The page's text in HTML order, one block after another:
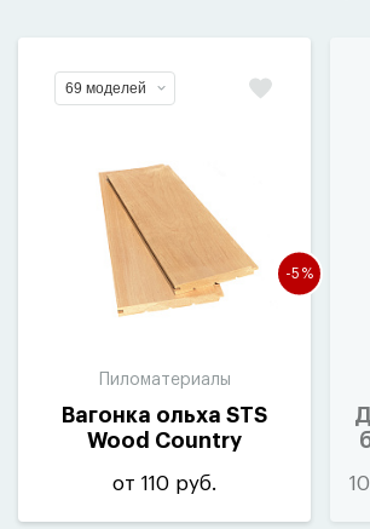
69 моделей
-5%
Пиломатериалы
Вагонка ольха STS
Wood Country
от 110 руб.